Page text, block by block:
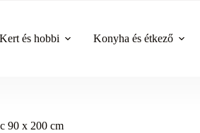
Kert és hobbi Konyha és étkező
90 x 200 cm